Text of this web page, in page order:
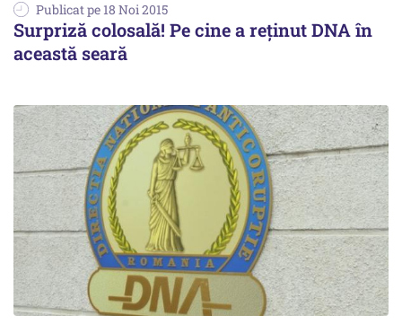
Publicat pe 18 Noi 2015
Surpriză colosală! Pe cine a reținut DNA în
această seară